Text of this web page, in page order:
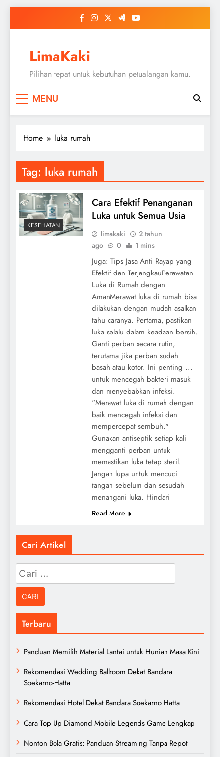
LimaKaki
Pilihan tepat untuk kebutuhan petualangan kamu.
MENU
Home luka rumah
Tag: luka rumah
KESEHATAN
Cara Efektif Penanganan
Luka untuk Semua Usia
limakaki
2 tahun
ago
0 1 mins
Juga: Tips Jasa Anti Rayap yang
Efektif dan TerjangkauPerawatan
Luka di Rumah dengan
AmanMerawat luka di rumah bisa
dilakukan dengan mudah asalkan
tahu caranya. Pertama, pastikan
luka selalu dalam keadaan bersih.
Ganti perban secara rutin,
terutama jika perban sudah
basah atau kotor. Ini penting ...
untuk mencegah bakteri masuk
dan menyebabkan infeksi.
"Merawat luka di rumah dengan
baik mencegah infeksi dan
mempercepat sembuh."
Gunakan antiseptik setiap kali
mengganti perban untuk
memastikan luka tetap steril.
Jangan lupa untuk mencuci
tangan sebelum dan sesudah
menangani luka. Hindari
Read More
Cari Artikel
Cari
untuk:
Terbaru
Panduan Memilih Material Lantai untuk Hunian Masa Kini
Rekomendasi Wedding Ballroom Dekat Bandara
Soekarno-Hatta
Rekomendasi Hotel Dekat Bandara Soekarno Hatta
Cara Top Up Diamond Mobile Legends Game Lengkap
Nonton Bola Gratis: Panduan Streaming Tanpa Repot